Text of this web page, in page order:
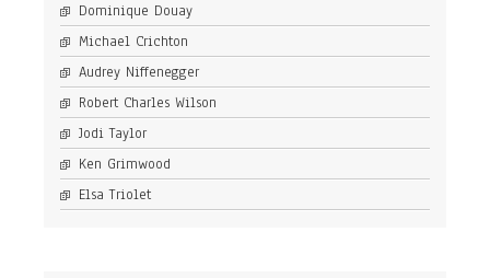
Dominique Douay
Michael Crichton
Audrey Niffenegger
Robert Charles Wilson
Jodi Taylor
Ken Grimwood
Elsa Triolet